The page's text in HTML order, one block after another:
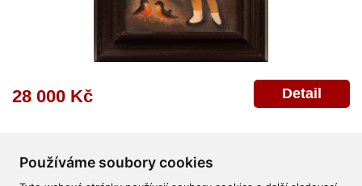
Používáme soubory cookies
28 000 Kč Detail